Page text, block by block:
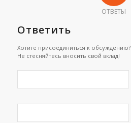
ОТВЕТЫ
Ответить
Хотите присоединиться к обсуждению?
Не стесняйтесь вносить свой вклад!